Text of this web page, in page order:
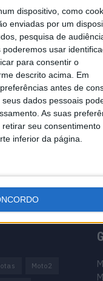
dispositivo, como
enviadas por um
pesquisa de
usar
para consentir o
descrito acima. Em
antes de
dados pessoais
As suas
seu consentimento
inferior da página.
Moto2